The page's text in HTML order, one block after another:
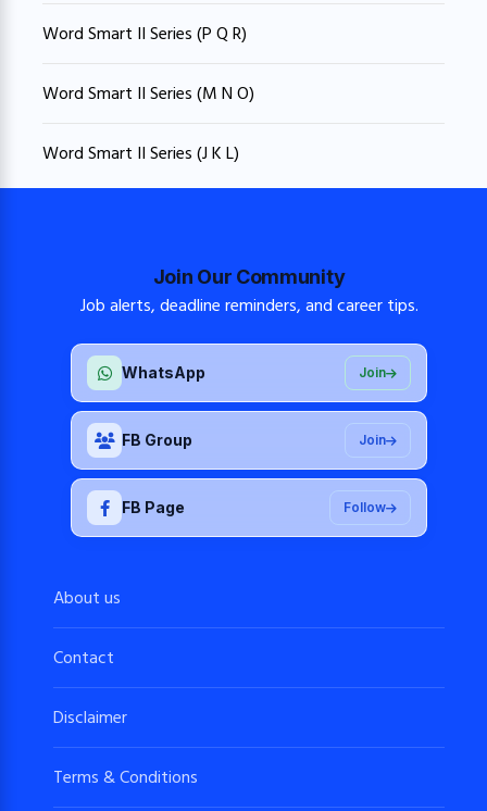
Word Smart II Series (P Q R)
Word Smart II Series (M N O)
Word Smart II Series (J K L)
Join Our Community
Job alerts, deadline reminders, and career tips.
WhatsApp Join
FB Group Join
FB Page Follow
About us
Contact
Disclaimer
Terms & Conditions